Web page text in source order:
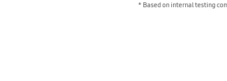
* Based on internal testing